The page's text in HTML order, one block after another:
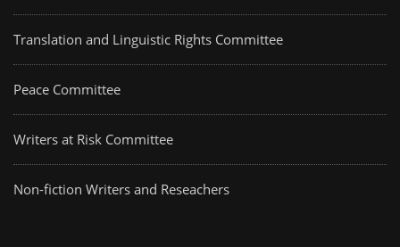
Translation and Linguistic Rights Committee
Peace Committee
Writers at Risk Committee
Non-fiction Writers and Reseachers